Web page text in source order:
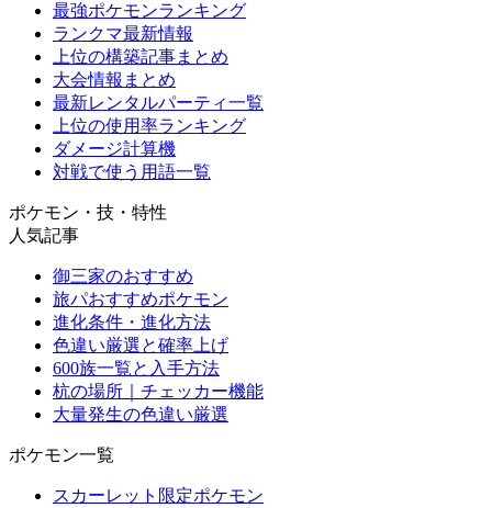
最強ポケモンランキング
ランクマ最新情報
上位の構築記事まとめ
大会情報まとめ
最新レンタルパーティ一覧
上位の使用率ランキング
ダメージ計算機
対戦で使う用語一覧
ポケモン・技・特性
人気記事
御三家のおすすめ
旅パおすすめポケモン
進化条件・進化方法
色違い厳選と確率上げ
600族一覧と入手方法
杭の場所｜チェッカー機能
大量発生の色違い厳選
ポケモン一覧
スカーレット限定ポケモン